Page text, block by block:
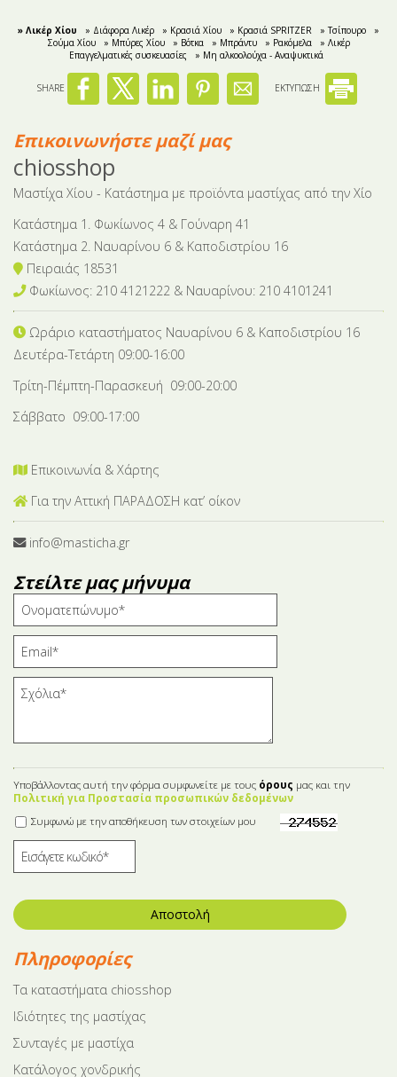
» Λικέρ Χίου » Διάφορα Λικέρ » Κρασιά Χίου » Κρασιά SPRITZER » Τσίπουρο
»
Σούμα Χίου
» Μπύρες Χίου » Βότκα » Μπράντυ » Ρακόμελα
» Λικέρ
Επαγγελματικές συσκευασίες
» Μη αλκοολούχα - Αναψυκτικά
SHARE ΕΚΤΥΠΩΣΗ
Επικοινωνήστε μαζί μας
chiosshop
Μαστίχα Χίου - Κατάστημα με προϊόντα μαστίχας από την Χίο
Κατάστημα 1. Φωκίωνος 4 & Γούναρη 41
Κατάστημα 2. Ναυαρίνου 6 & Καποδιστρίου 16
Πειραιάς 18531
Φωκίωνος: 210 4121222 & Nαυαρίνου: 210 4101241
Ωράριο καταστήματος Ναυαρίνου 6 & Καποδιστρίου 16
Δευτέρα-Tετάρτη 09:00-16:00
Τρίτη-Πέμπτη-Παρασκευή 09:00-20:00
Σάββατο 09:00-17:00
Επικοινωνία & Χάρτης
Για την Αττική ΠΑΡΑΔΟΣΗ κατ’ οίκον
info@masticha.gr
Στείλτε μας μήνυμα
Υποβάλλοντας αυτή την φόρμα συμφωνείτε με τους όρους μας και την
Πολιτική για Προστασία προσωπικών δεδομένων
Συμφωνώ με την αποθήκευση των στοιχείων μου
Αποστολή
Πληροφορίες
Tα καταστήματα chiosshop
Ιδιότητες της μαστίχας
Συνταγές με μαστίχα
Κατάλογος χονδρικής